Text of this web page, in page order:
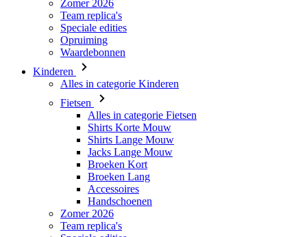
Kinderen
Alles in categorie Kinderen
Fietsen
Alles in categorie Fietsen
Shirts Lange Mouw
Jacks Lange Mouw
Broeken Kort
Broeken Lang
Accessoires
Handschoenen
Zomer 2026
Team replica's
Speciale edities
Opruiming
Waardebonnen
Custom Teamwear
Stories